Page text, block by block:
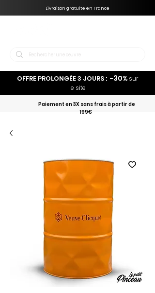
Livraison gratuite en France
Paiement en 3X sans frais à partir de
199€
OFFRE PROLONGÉE 3 JOURS : -30% sur
le site